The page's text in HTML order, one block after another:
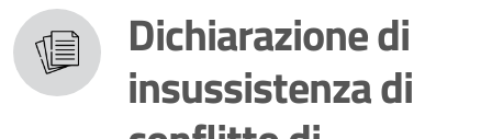
Dichiarazione di
insussistenza di